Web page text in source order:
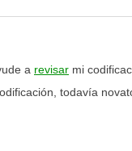
a revisar mi
todavía